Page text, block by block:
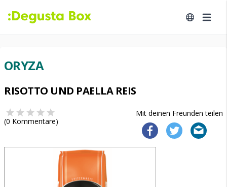
ORYZA
RISOTTO UND PAELLA REIS
Mit deinen Freunden teilen
(0 Kommentare)